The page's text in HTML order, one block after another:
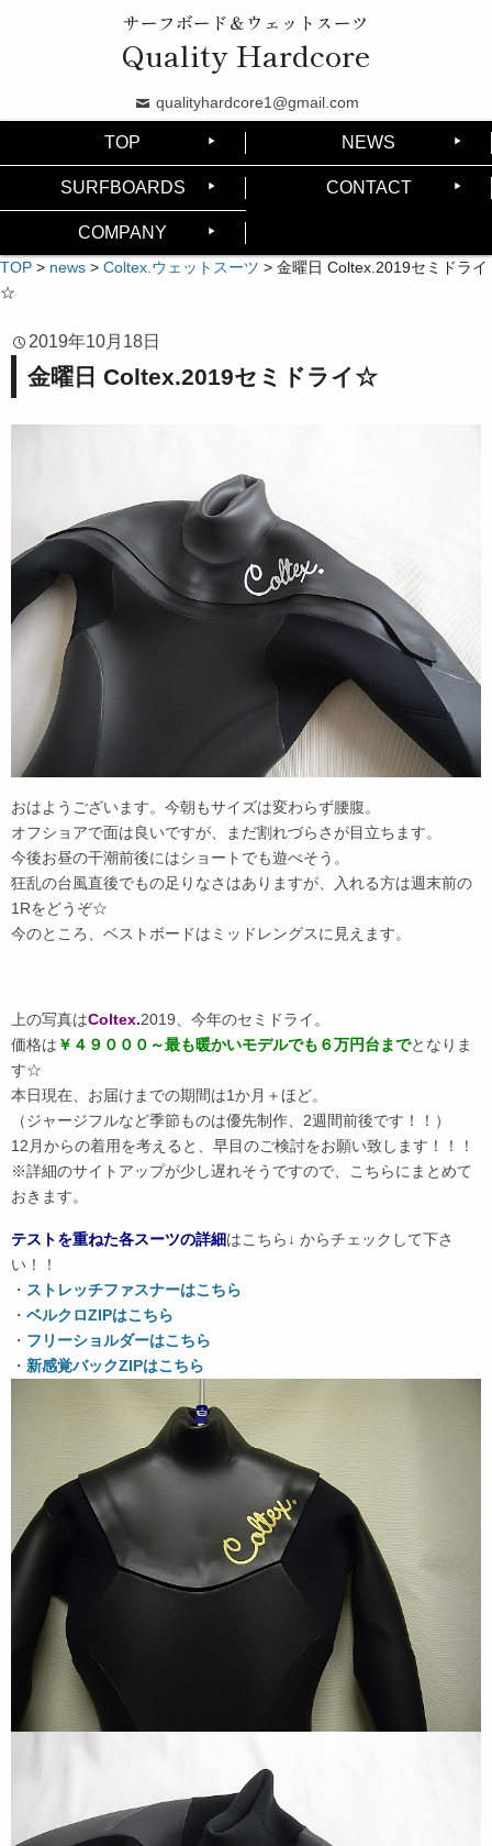
サーフボード＆ウェットスーツ
Quality Hardcore
qualityhardcore1@gmail.com
TOP NEWS
SURFBOARDS CONTACT
COMPANY
TOP > news > Coltex.ウェットスーツ > 金曜日 Coltex.2019セミドライ
☆
2019年10月18日
金曜日 Coltex.2019セミドライ☆
おはようございます。今朝もサイズは変わらず腰腹。
オフショアで面は良いですが、まだ割れづらさが目立ちます。
今後お昼の干潮前後にはショートでも遊べそう。
狂乱の台風直後でもの足りなさはありますが、入れる方は週末前の
1Rをどうぞ☆
今のところ、ベストボードはミッドレングスに見えます。
上の写真はColtex.2019、今年のセミドライ。
価格は ￥４９０００～最も暖かいモデルでも６万円台までとなりま
す☆
本日現在、お届けまでの期間は1か月＋ほど。
（ジャージフルなど季節ものは優先制作、2週間前後です！！）
12月からの着用を考えると、早目のご検討をお願い致します！！！
※詳細のサイトアップが少し遅れそうですので、こちらにまとめて
おきます。
テストを重ねた各スーツの詳細はこちら↓ からチェックして下さ
い！！
・ ストレッチファスナーはこちら
・ ベルクロZIPはこちら
・ フリーショルダーはこちら
・ 新感覚バックZIPはこちら